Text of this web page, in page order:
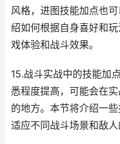
风格，进图技能加点也
绍如何根据自身喜好和
戏体验和战斗效果。
15.战斗实战中的技能加
悉程度提高，可能会在
的地方。本节将介绍一
适应不同战斗场景和敌人